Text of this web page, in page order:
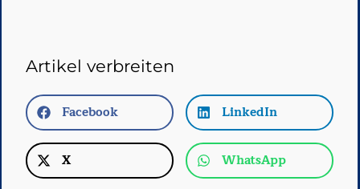
Artikel verbreiten
Facebook LinkedIn
X WhatsApp